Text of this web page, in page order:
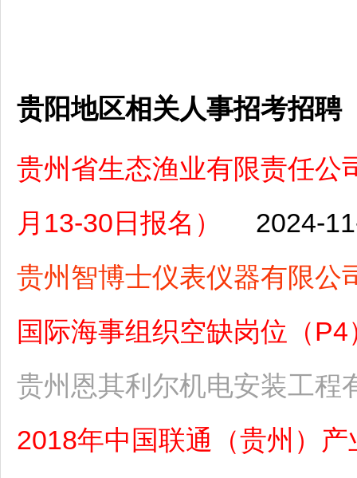
贵阳地区相关人事招考招聘
贵州省生态渔业有限责任公
月13-30日报名）
2024-
贵州智博士仪表仪器有限公
国际海事组织空缺岗位（
贵州恩其利尔机电安装工程
2018年中国联通（贵州）